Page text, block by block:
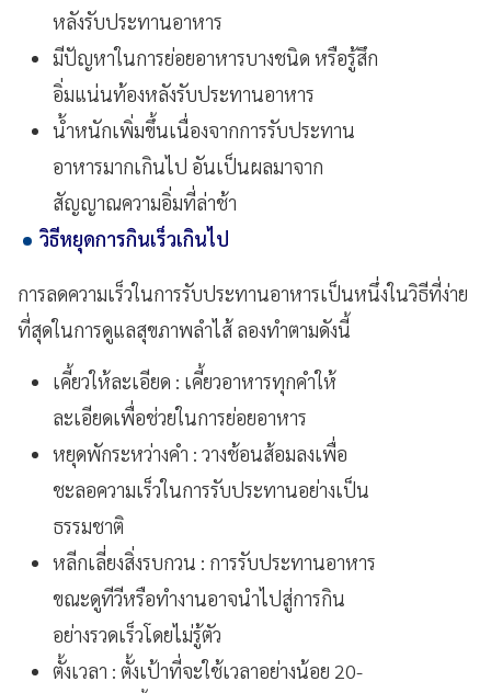
หลังรับประทานอาหาร
มีปัญหาในการย่อยอาหารบางชนิด หรือรู้สึก
อิ่มแน่นท้องหลังรับประทานอาหาร
น้ำหนักเพิ่มขึ้นเนื่องจากการรับประทาน
อาหารมากเกินไป อันเป็นผลมาจาก
สัญญาณความอิ่มที่ล่าช้า
วิธีหยุดการกินเร็วเกินไป
การลดความเร็วในการรับประทานอาหารเป็นหนึ่งในวิธีที่ง่าย
ที่สุดในการดูแลสุขภาพลำไส้ ลองทำตามดังนี้
เคี้ยวให้ละเอียด : เคี้ยวอาหารทุกคำให้
ละเอียดเพื่อช่วยในการย่อยอาหาร
หยุดพักระหว่างคำ : วางช้อนส้อมลงเพื่อ
ชะลอความเร็วในการรับประทานอย่างเป็น
ธรรมชาติ
หลีกเลี่ยงสิ่งรบกวน : การรับประทานอาหาร
ขณะดูทีวีหรือทำงานอาจนำไปสู่การกิน
อย่างรวดเร็วโดยไม่รู้ตัว
ตั้งเวลา : ตั้งเป้าที่จะใช้เวลาอย่างน้อย 20-